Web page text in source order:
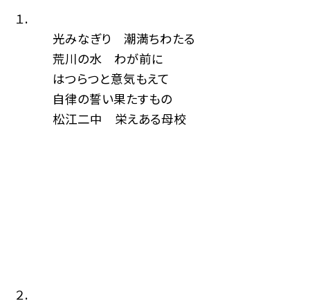
１.
光みなぎり 潮満ちわたる
荒川の水 わが前に
はつらつと意気もえて
自律の誓い果たすもの
松江二中 栄えある母校
２.